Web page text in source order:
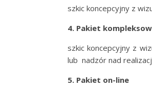
szkic koncepcyjny z
4. Pakiet
szkic koncepcyjny z
lub nadzór nad
5. Pakiet on-line